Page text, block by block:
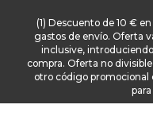
(1) Descuento de 10 €
gastos de envío. Oferta
inclusive,
compra. Oferta no
otro código promocional